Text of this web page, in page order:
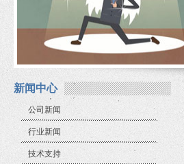
新闻中心
公司新闻
行业新闻
技术支持